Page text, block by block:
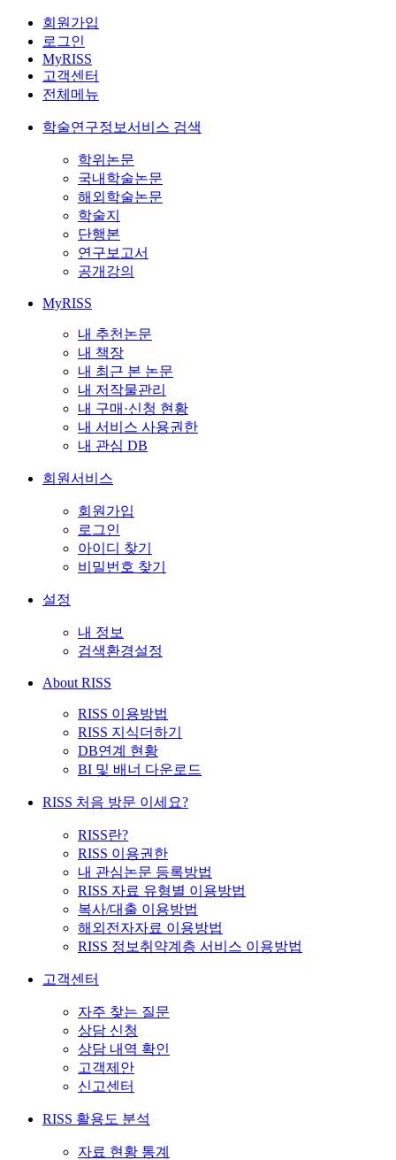
회원가입
로그인
MyRISS
고객센터
전체메뉴
학술연구정보서비스 검색
학위논문
국내학술논문
해외학술논문
학술지
단행본
연구보고서
공개강의
MyRISS
내 추천논문
내 책장
내 최근 본 논문
내 저작물관리
내 구매·신청 현황
내 서비스 사용권한
내 관심 DB
회원서비스
회원가입
로그인
아이디 찾기
비밀번호 찾기
설정
내 정보
검색환경설정
About RISS
RISS 이용방법
RISS 지식더하기
DB연계 현황
BI 및 배너 다운로드
RISS 처음 방문 이세요?
RISS란?
RISS 이용권한
내 관심논문 등록방법
RISS 자료 유형별 이용방법
복사/대출 이용방법
해외전자자료 이용방법
RISS 정보취약계층 서비스 이용방법
고객센터
자주 찾는 질문
상담 신청
상담 내역 확인
고객제안
신고센터
RISS 활용도 분석
자료 현황 통계